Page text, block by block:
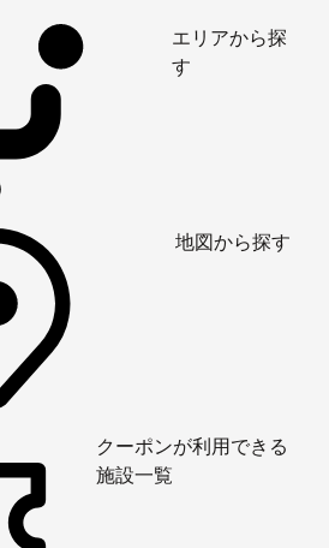
エリアから探
す
地図から探す
クーポンが利用できる
施設一覧